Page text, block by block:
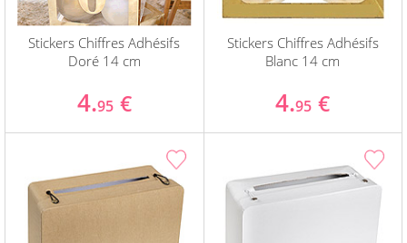
Stickers Chiffres Adhésifs
Doré 14 cm
4.95 €
Stickers Chiffres Adhésifs
Blanc 14 cm
4.95 €